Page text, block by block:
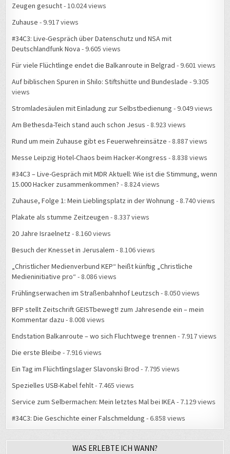
Zeugen gesucht- 10.024 views
Zuhause - 9.917 views
#34C3: Live-Gespräch über Datenschutz und NSA mit
Deutschlandfunk Nova - 9.605 views
Für viele Flüchtlinge endet die Balkanroute in Belgrad - 9.601 views
Auf biblischen Spuren in Shilo: Stiftshütte und Bundeslade - 9.305
views
Stromladesäulen mit Einladung zur Selbstbedienung - 9.049 views
Am Bethesda-Teich stand auch schon Jesus - 8.923 views
Rund um mein Zuhause gibt es Feuerwehreinsätze - 8.887 views
Messe Leipzig Hotel-Chaos beim Hacker-Kongress - 8.838 views
#34C3 – Live-Gespräch mit MDR Aktuell: Wie ist die Stimmung, wenn
15.000 Hacker zusammenkommen? - 8.824 views
Zuhause, Folge 1: Mein Lieblingsplatz in der Wohnung - 8.740 views
Plakate als stumme Zeitzeugen - 8.337 views
20 Jahre Israelnetz - 8.160 views
Besuch der Knesset in Jerusalem - 8.106 views
„Christlicher Medienverbund KEP“ heißt künftig „Christliche
Medieninitiative pro“ - 8.086 views
Frühlingserwachen im Straßenbahnhof Leutzsch - 8.050 views
BFP stellt Zeitschrift GEISTbewegt! zum Jahresende ein – mein
Kommentar dazu - 8.008 views
Endstation Balkanroute – wo sich Fluchtwege trennen - 7.917 views
Die erste Bleibe - 7.916 views
Ein Tag im Flüchtlingslager Slavonski Brod - 7.795 views
Spezielles USB-Kabel fehlt- 7.465 views
Service zum Selbermachen: Mein letztes Mal bei IKEA- 7.129 views
#34C3: Die Geschichte einer Falschmeldung - 6.858 views
WAS ERLEBTE ICH WANN?